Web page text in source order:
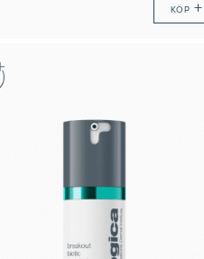
KÖP +